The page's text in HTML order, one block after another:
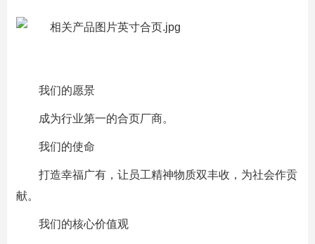
我们的愿景
成为行业第一的合页厂商。
我们的使命
打造幸福广有，让员工精神物质双丰收，为社会作贡
献。
我们的核心价值观